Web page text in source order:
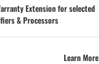
Extension for selected
& Processors
Learn